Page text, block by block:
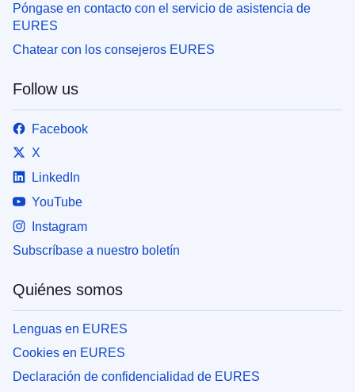
Póngase en contacto con el servicio de asistencia de
EURES
Chatear con los consejeros EURES
Follow us
Facebook
X
LinkedIn
YouTube
Instagram
Subscríbase a nuestro boletín
Quiénes somos
Lenguas en EURES
Cookies en EURES
Declaración de confidencialidad de EURES